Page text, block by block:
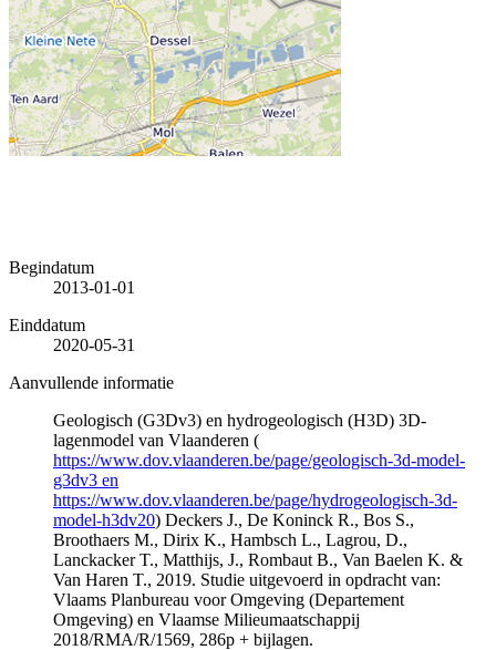
Begindatum
2013-01-01
Einddatum
2020-05-31
Aanvullende informatie
Geologisch (G3Dv3) en hydrogeologisch (H3D) 3D-
lagenmodel van Vlaanderen (
https://www.dov.vlaanderen.be/page/geologisch-3d-model-
g3dv3 en
https://www.dov.vlaanderen.be/page/hydrogeologisch-3d-
model-h3dv20) Deckers J., De Koninck R., Bos S.,
Broothaers M., Dirix K., Hambsch L., Lagrou, D.,
Lanckacker T., Matthijs, J., Rombaut B., Van Baelen K. &
Van Haren T., 2019. Studie uitgevoerd in opdracht van:
Vlaams Planbureau voor Omgeving (Departement
Omgeving) en Vlaamse Milieumaatschappij
2018/RMA/R/1569, 286p + bijlagen.